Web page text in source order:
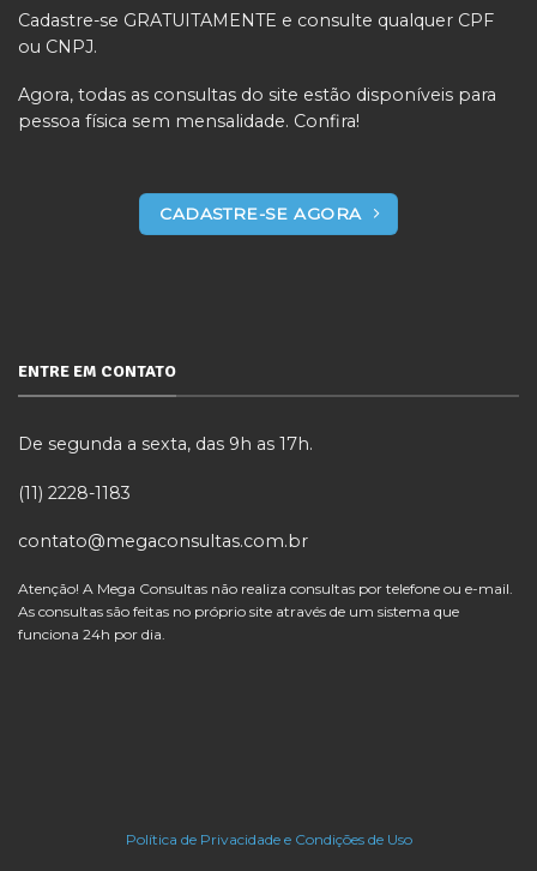
Cadastre-se GRATUITAMENTE e consulte qualquer CPF
ou CNPJ.
Agora, todas as consultas do site estão disponíveis para
pessoa física sem mensalidade. Confira!
CADASTRE-SE AGORA
ENTRE EM CONTATO
De segunda a sexta, das 9h as 17h.
(11) 2228-1183
contato@megaconsultas.com.br
Atenção! A Mega Consultas não realiza consultas por telefone ou e-mail.
As consultas são feitas no próprio site através de um sistema que
funciona 24h por dia.
Política de Privacidade e Condições de Uso